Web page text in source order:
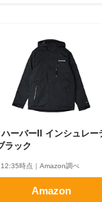
ーバーII インシュレー
ラック
時点｜Amazon調べ
Amazon